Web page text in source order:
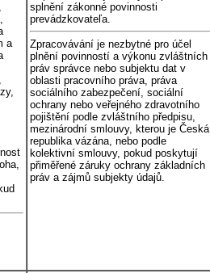
a
splnění zákonné povinnosti
prevádzkovateľa.
Zpracovávání je nezbytné pro účel
plnění povinností a výkonu zvláštních
práv správce nebo subjektu dat v
oblasti pracovního práva, práva
sociálního zabezpečení, sociální
ochrany nebo veřejného zdravotního
pojištění podle zvláštního předpisu,
mezinárodní smlouvy, kterou je Česká
republika vázána, nebo podle
kolektivní smlouvy, pokud poskytují
přiměřené záruky ochrany základních
práv a zájmů subjekty údajů.